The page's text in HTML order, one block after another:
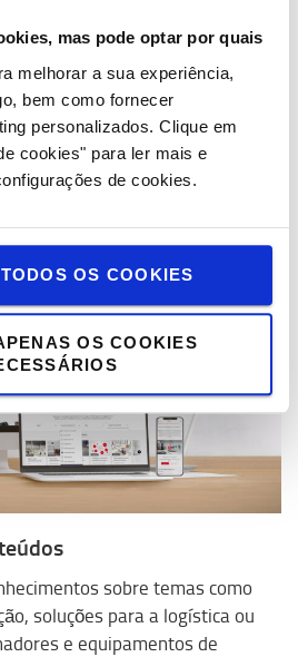
mas pode optar por quais
melhorar a sua experiência,
bem como fornecer
personalizados. Clique em
cookies" para ler mais e
de cookies.
OS COOKIES
OS COOKIES
lítio
de iões de lítio vai eliminar as
operacionais, potenciando a
sobre temas como
soluções para a logística ou
e equipamentos de